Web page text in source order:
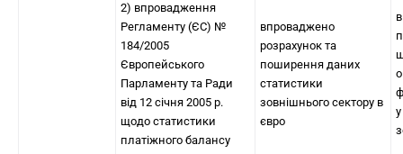
2) впровадження
Регламенту (ЄС) №
184/2005
Європейського
Парламенту та Ради
від 12 січня 2005 р.
щодо статистики
платіжного балансу
впроваджено
розрахунок та
поширення даних
статистики
зовнішнього сектору в
євро